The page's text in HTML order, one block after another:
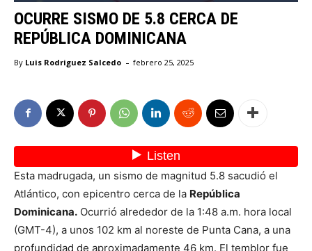
OCURRE SISMO DE 5.8 CERCA DE
REPÚBLICA DOMINICANA
By Luis Rodriguez Salcedo - febrero 25, 2025
Esta madrugada, un sismo de magnitud 5.8 sacudió el
Atlántico, con epicentro cerca de la República
Dominicana. Ocurrió alrededor de la 1:48 a.m. hora local
(GMT-4), a unos 102 km al noreste de Punta Cana, a una
profundidad de aproximadamente 46 km. El temblor fue